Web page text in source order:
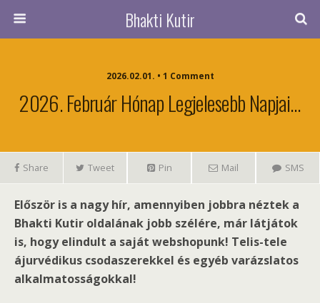
Bhakti Kutir
2026.02.01. • 1 Comment
2026. Február Hónap Legjelesebb Napjai…
Share Tweet Pin Mail SMS
Először is a nagy hír, amennyiben jobbra néztek a
Bhakti Kutir oldalának jobb szélére, már látjátok
is, hogy elindult a saját webshopunk! Telis-tele
ájurvédikus csodaszerekkel és egyéb varázslatos
alkalmatosságokkal!